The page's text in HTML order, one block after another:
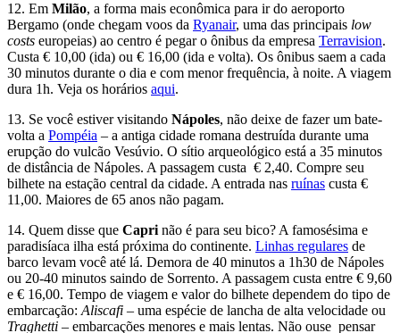
12. Em Milão, a forma mais econômica para ir do aeroporto
Bergamo (onde chegam voos da Ryanair, uma das principais low
costs europeias) ao centro é pegar o ônibus da empresa Terravision.
Custa € 10,00 (ida) ou € 16,00 (ida e volta). Os ônibus saem a cada
30 minutos durante o dia e com menor frequência, à noite. A viagem
dura 1h. Veja os horários aqui.
13. Se você estiver visitando Nápoles, não deixe de fazer um bate-
volta a Pompéia – a antiga cidade romana destruída durante uma
erupção do vulcão Vesúvio. O sítio arqueológico está a 35 minutos
de distância de Nápoles. A passagem custa € 2,40. Compre seu
bilhete na estação central da cidade. A entrada nas ruínas custa €
11,00. Maiores de 65 anos não pagam.
14. Quem disse que Capri não é para seu bico? A famosésima e
paradisíaca ilha está próxima do continente. Linhas regulares de
barco levam você até lá. Demora de 40 minutos a 1h30 de Nápoles
ou 20-40 minutos saindo de Sorrento. A passagem custa entre € 9,60
e € 16,00. Tempo de viagem e valor do bilhete dependem do tipo de
embarcação: Aliscafi – uma espécie de lancha de alta velocidade ou
Traghetti – embarcações menores e mais lentas. Não ouse pensar